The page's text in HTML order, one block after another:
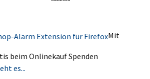
Mit
beim Onlinekauf Spenden
es...